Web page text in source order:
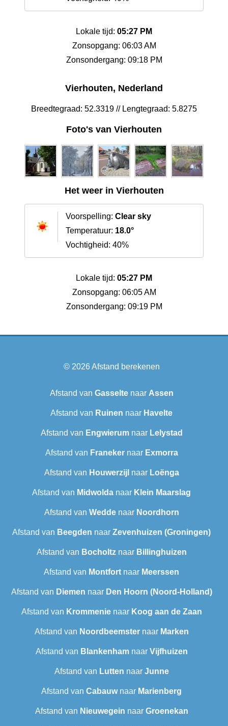
Lokale tijd: 05:27 PM
Zonsopgang: 06:03 AM
Zonsondergang: 09:18 PM
Vierhouten, Nederland
Breedtegraad: 52.3319 // Lengtegraad: 5.8275
Foto's van Vierhouten
Het weer in Vierhouten
Voorspelling: Clear sky
Temperatuur: 18.0°
Vochtigheid: 40%
Lokale tijd: 05:27 PM
Zonsopgang: 06:05 AM
Zonsondergang: 09:19 PM
© 2026Afstand berekenen
Afstand van Gasseltenaar Assen
Afstand van Ruinen naar Havelte
Afstand van Engwierumnaar Lelystad
Afstand van Franekernaar Exmorra
Afstand van Houwerzijl naar Loënga
Afstand van Midwolda naar Klein Maarslag
Afstand van Weddenaar Noordhorn
Afstand van Beegden naar Zevenhuizen (Groningen)
Afstand van Bocholtznaar Billinghuizen
Afstand van Montfort naar Meerssen
Afstand van Diemen naar Den Hoorn (Noord-Holland)
Afstand van Krommenienaar Koog aan de Zaan
Afstand van Noordbeemsternaar Marken
Afstand van Blankenhamnaar Vijfhuizen
Afstand van Lutten naar Junne
Afstand van Cabauwnaar Marienberg
Afstand van Nieuwegein naar Groenekan